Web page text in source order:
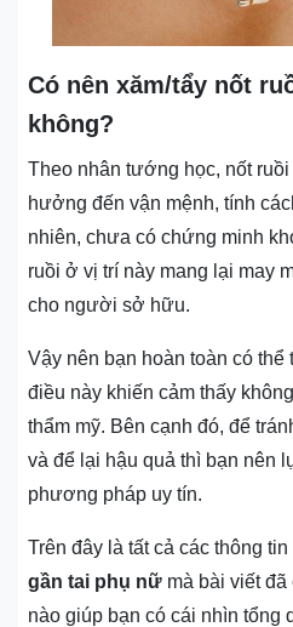
Có nên xăm/tẩy nốt
không?
Theo nhân tướng học, nốt
hưởng đến vận mệnh, tính
nhiên, chưa có chứng minh
ruồi ở vị trí này mang lại may
cho người sở hữu.
Vậy nên bạn hoàn toàn có thể
điều này khiến cảm thấy
thẩm mỹ. Bên cạnh đó, để
và để lại hậu quả thì bạn nên
phương pháp uy tín.
Trên đây là tất cả các thông
gần tai phụ nữ mà bài viết
nào giúp bạn có cái nhìn tổng